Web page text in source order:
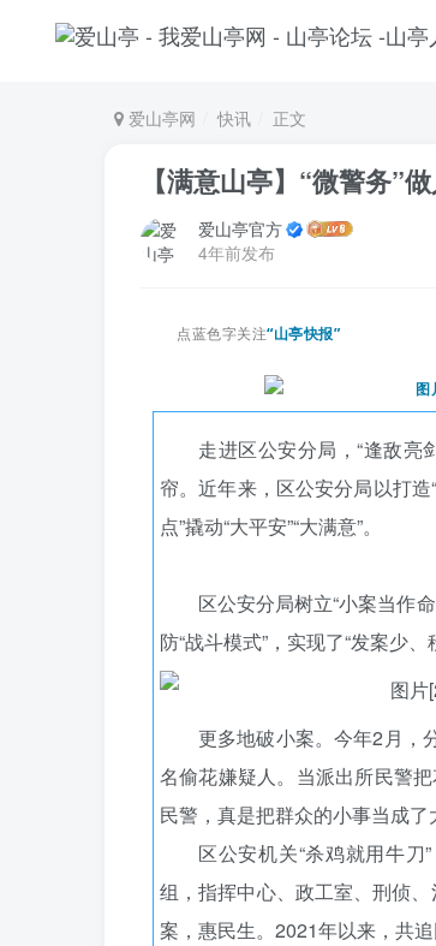
爱山亭网 快讯 正文
【满意山亭】“微警务”
爱山亭官方
4年前发布
点蓝色字关注“山亭快报”
走进区公安分局，“逢敌亮
帘。近年来，区公安分局以打造
点”撬动“大平安”“大满意”。
区公安分局树立“小案当作
防“战斗模式”，实现了“发案少、
更多地破小案。今年2月，
名偷花嫌疑人。当派出所民警
民警，真是把群众的小事当成了
区公安机关“杀鸡就用牛刀
组，指挥中心、政工室、刑侦
案，惠民生。2021年以来，共